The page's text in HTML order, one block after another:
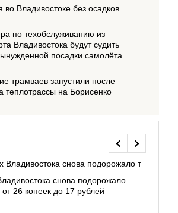
во Владивостоке без осадков
по техобслуживанию из
Владивостока будут судить
посадки самолёта
трамваев запустили после
теплотрассы на Борисенко
снова подорожало
26 копеек до 17 рублей